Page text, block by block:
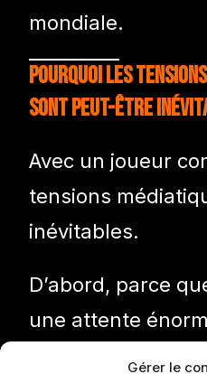
Gérer le
mondiale.
Pourquoi les
sont peut-être
Avec un joueur
tensions
inévitables.
D’abord, parce
une attente